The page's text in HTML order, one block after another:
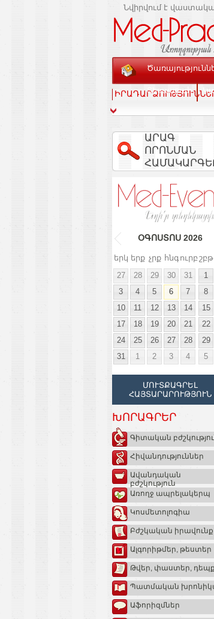
Նվիրվում է
Տեսասրահ
ԱՐԱԳ
ՈՐՈՆՄԱՆ
ՕԳՈՍՏՈՍ 2026
երկ երք չրք հնգուրբ շբթ
27
28 29 30 31 1
3
4 5 6 7 8
10
11 12 13 14 15
17
18 19 20 21 22
24
25 26 27 28 29
31
1 2 3 4 5
ՄՈՒՏՔԱԳՐԵԼ
ՀԱՅՏԱՐԱՐՈՒԹՅՈՒՆ
ԽՈՐԱԳՐԵՐ
Գիտական
Հիվանդություններ
Ավանդական
բժշկություն
Առողջ ապրելակերպ
Կոսմետոլոգիա
Բժշկական իրավունք
Ալգորիթմեր, թեստեր
Թվեր, փաստեր,
Պատմական
Աֆորիզմներ